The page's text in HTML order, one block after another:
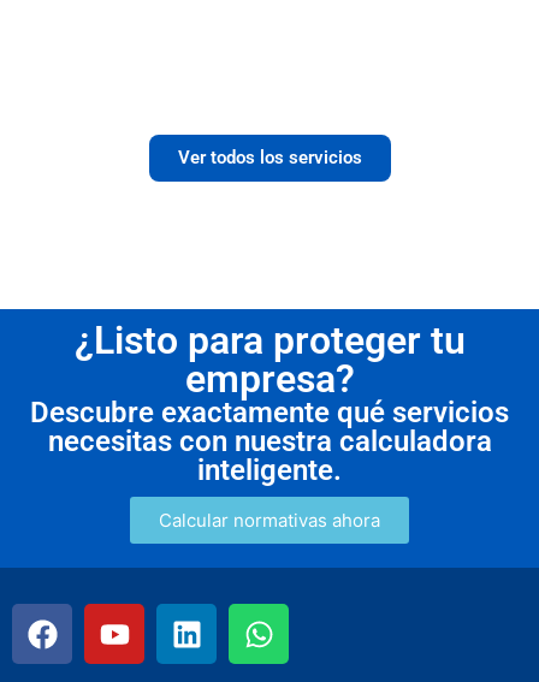
Ver todos los servicios
¿Listo para proteger tu
empresa?
Descubre exactamente qué servicios
necesitas con nuestra calculadora
inteligente.
Calcular normativas ahora